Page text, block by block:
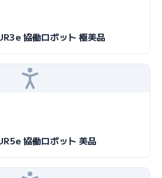
協働ロボット 極美品
協働ロボット 美品